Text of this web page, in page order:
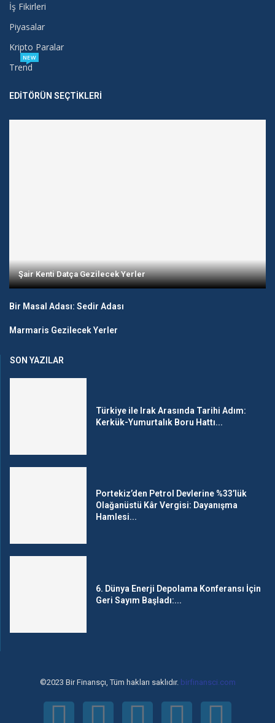
İş Fikirleri
Piyasalar
Kripto Paralar
Trend
NEW
EDITÖRÜN SEÇTIKLERI
Şair Kenti Datça Gezilecek Yerler
Bir Masal Adası: Sedir Adası
Marmaris Gezilecek Yerler
SON YAZILAR
Türkiye ile Irak Arasında Tarihi Adım:
Kerkük-Yumurtalık Boru Hattı...
Portekiz’den Petrol Devlerine %33’lük
Olağanüstü Kâr Vergisi: Dayanışma
Hamlesi...
6. Dünya Enerji Depolama Konferansı İçin
Geri Sayım Başladı:...
©2023 Bir Finansçı, Tüm hakları saklıdır. birfinansci.com